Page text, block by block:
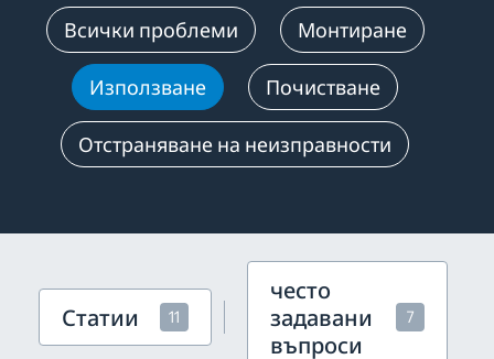
Всички проблеми Монтиране
Използване Почистване
Отстраняване на неизправности
Статии 11
често
задавани
въпроси
7